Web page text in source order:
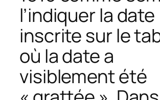
l’indiquer la date
inscrite sur le
où la date a
visiblement été